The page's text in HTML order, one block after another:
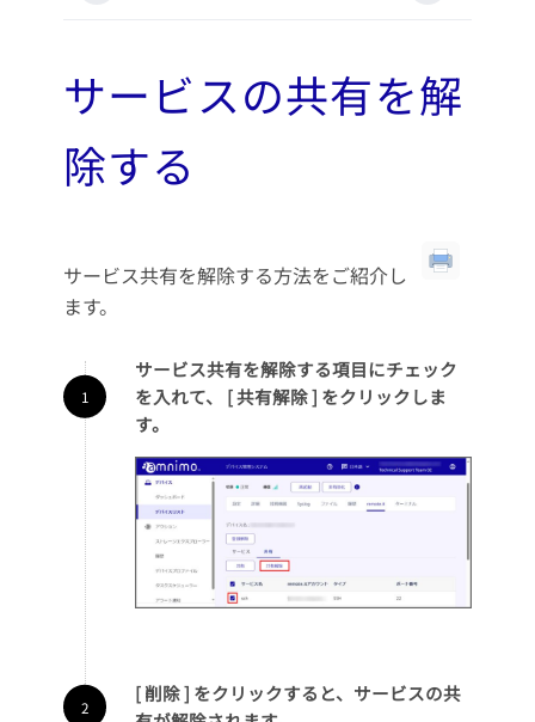
サービスの共有を解
除する
サービス共有を解除する方法をご紹介し
ます。
サービス共有を解除する項目にチェック
を入れて、 [ 共有解除 ] をクリックしま
す。
[ 削除 ] をクリックすると、サービスの共